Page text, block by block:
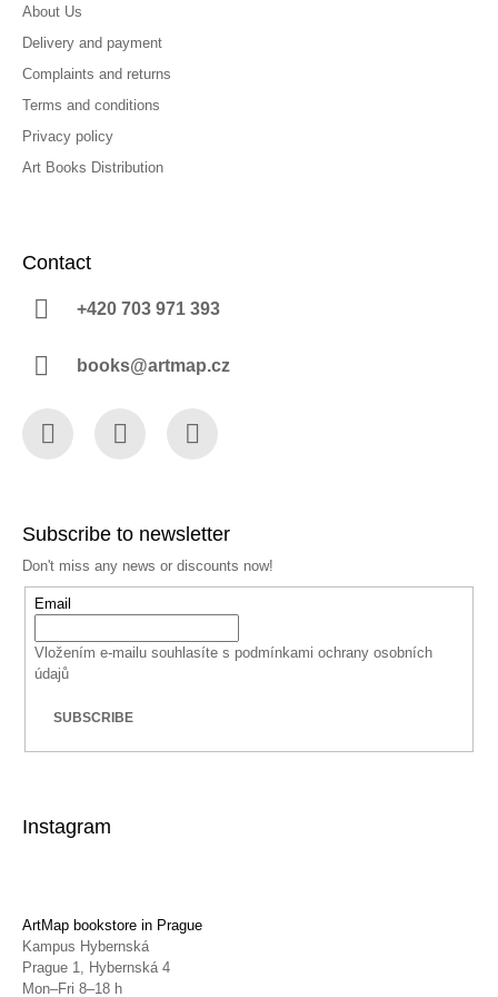
About Us
Delivery and payment
Complaints and returns
Terms and conditions
Privacy policy
Art Books Distribution
Contact
+420 703 971 393
books@artmap.cz
Subscribe to newsletter
Don't miss any news or discounts now!
Email
Vložením e-mailu souhlasíte s podmínkami ochrany osobních
údajů
SUBSCRIBE
Instagram
ArtMap bookstore in Prague
Kampus Hybernská
Prague 1, Hybernská 4
Mon–Fri 8–18 h